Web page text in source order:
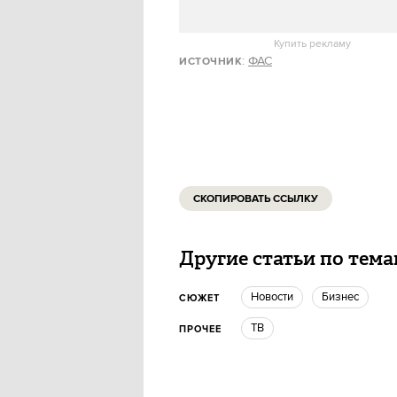
Купить рекламу
ИСТОЧНИК: ФАС
СКОПИРОВАТЬ ССЫЛКУ
Другие статьи по
СЮЖЕТ новости бизнес
ПРОЧЕЕ ТВ